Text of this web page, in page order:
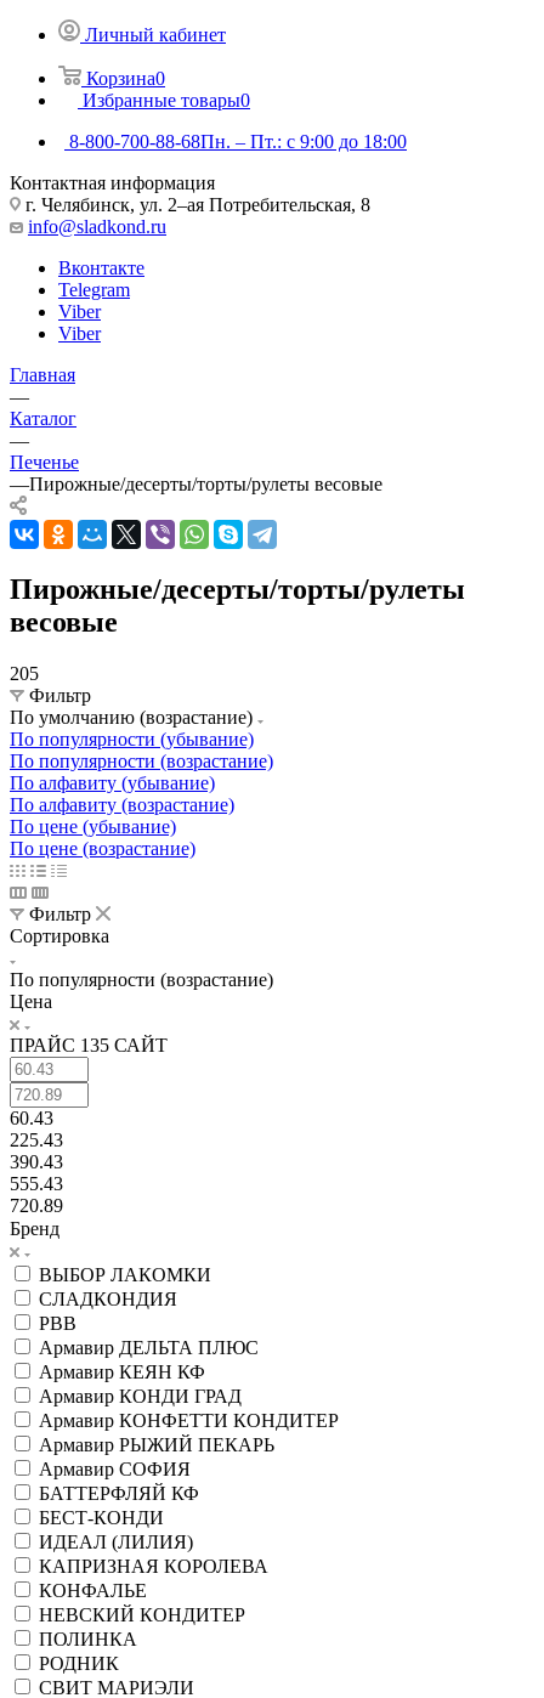
Личный кабинет
Корзина0
Избранные товары0
8-800-700-88-68Пн. – Пт.: с 9:00 до 18:00
Контактная информация
г. Челябинск, ул. 2–ая Потребительская, 8
info@sladkond.ru
Вконтакте
Telegram
Viber
Viber
Главная
—
Каталог
—
Печенье
—Пирожные/десерты/торты/рулеты весовые
Пирожные/десерты/торты/рулеты
весовые
205
Фильтр
По умолчанию (возрастание)
По популярности (убывание)
По популярности (возрастание)
По алфавиту (убывание)
По алфавиту (возрастание)
По цене (убывание)
По цене (возрастание)
Фильтр
Сортировка
По популярности (возрастание)
Цена
ПРАЙС 135 САЙТ
60.43
225.43
390.43
555.43
720.89
Бренд
ВЫБОР ЛАКОМКИ
СЛАДКОНДИЯ
РВВ
Армавир ДЕЛЬТА ПЛЮС
Армавир КЕЯН КФ
Армавир КОНДИ ГРАД
Армавир КОНФЕТТИ КОНДИТЕР
Армавир РЫЖИЙ ПЕКАРЬ
Армавир СОФИЯ
БАТТЕРФЛЯЙ КФ
БЕСТ-КОНДИ
ИДЕАЛ (ЛИЛИЯ)
КАПРИЗНАЯ КОРОЛЕВА
КОНФАЛЬЕ
НЕВСКИЙ КОНДИТЕР
ПОЛИНКА
РОДНИК
СВИТ МАРИЭЛИ